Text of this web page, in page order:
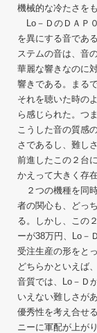
機械的な冷たさを
Lo－ＤのＤＡＰ
を異にする音であ
ステムの音は、音
華麗な響きなのに
響きである。まる
それを聴いた時の
ら感じられた。つ
こうした音の質感
さであるし、難し
前進したこの２台
かえって大きく存
２つの機種を同
者の関心も、どっ
る。しかし、この
ーが38万円、Lo－
受注生産の形をと
どちらかといえば
音質では、Lo－Ｄ
いえない難しさが
優秀性を考え合せ
ニーに軍配が上が